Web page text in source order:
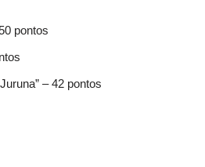
pontos
– 42 pontos